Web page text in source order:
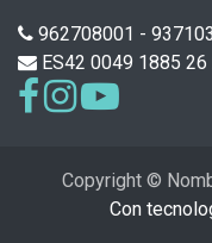
962708001 -
ES42 0049 1885
Copyright ©
Con